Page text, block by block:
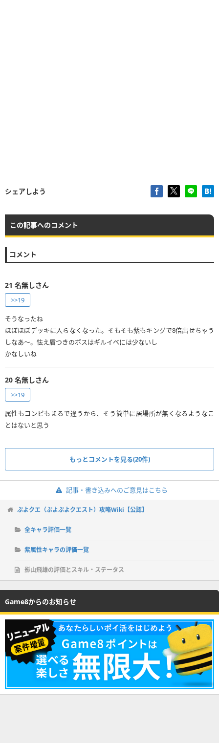
シェアしよう
この記事へのコメント
コメント
21 名無しさん
>>19
そうなったね
ほぼほぼデッキに入らなくなった。そもそも紫もキングで8倍出せちゃう
しなあ〜。怯え盾つきのボスはギルイベには少ないし
かなしいね
20 名無しさん
>>19
属性もコンビもまるで違うから、そう簡単に居場所が無くなるようなこ
とはないと思う
もっとコメントを見る(20件)
記事・書き込みへのご意見はこちら
ぷよクエ（ぷよぷよクエスト）攻略Wiki【公認】
全キャラ評価一覧
紫属性キャラの評価一覧
影山飛雄の評価とスキル・ステータス
Game8からのお知らせ